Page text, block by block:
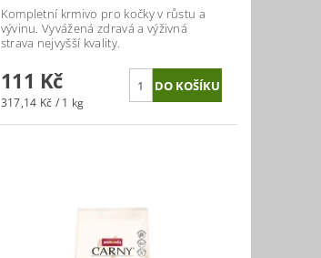
Kompletní krmivo pro kočky v růstu a
vývinu. Vyvážená zdravá a výživná
strava nejvyšší kvality.
111 Kč
317,14 Kč / 1 kg